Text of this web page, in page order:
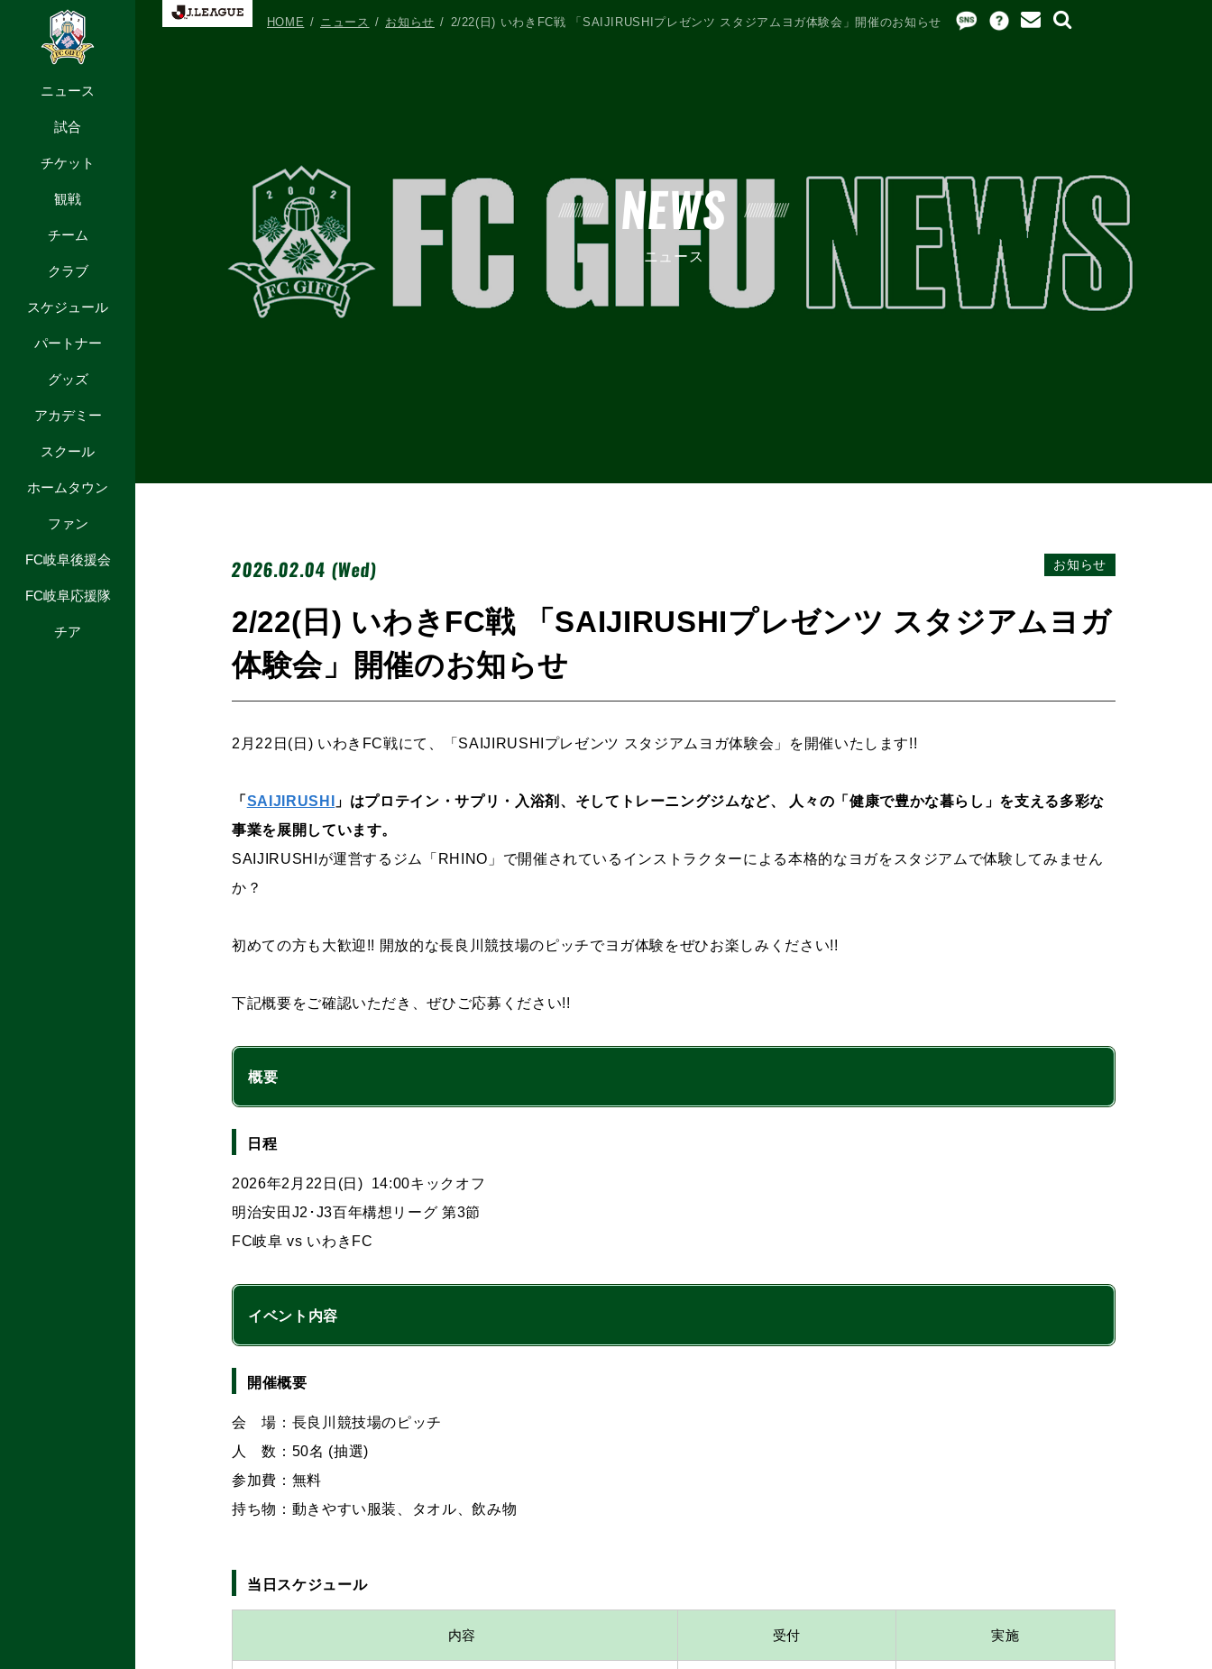
ニュース
試合
チケット
観戦
チーム
クラブ
スケジュール
パートナー
グッズ
アカデミー
スクール
ホームタウン
ファン
FC岐阜後援会
FC岐阜応援隊
チア
NEWS
ニュース
HOME ニュース お知らせ 2/22(日) いわきFC戦 「SAIJIRUSHIプレゼンツ スタジアムヨガ体験会」開催のお知らせ
2026.02.04 (Wed) お知らせ
2/22(日) いわきFC戦 「SAIJIRUSHIプレゼンツ スタジアムヨガ
体験会」開催のお知らせ
2月22日(日) いわきFC戦にて、「SAIJIRUSHIプレゼンツ スタジアムヨガ体験会」を開催いたします!!
「SAIJIRUSHI 」はプロテイン・サプリ・入浴剤、そしてトレーニングジムなど、 人々の「健康で豊かな暮らし」を支える多彩な
事業を展開しています。
SAIJIRUSHIが運営するジム「RHINO」で開催されているインストラクターによる本格的なヨガをスタジアムで体験してみません
か？
初めての方も大歓迎!! 開放的な長良川競技場のピッチでヨガ体験をぜひお楽しみください!!
下記概要をご確認いただき、ぜひご応募ください!!
概要
日程
2026年2月22日(日) 14:00キックオフ
明治安田J2･J3百年構想リーグ 第3節
FC岐阜 vs いわきFC
イベント内容
開催概要
会 場：長良川競技場のピッチ
人 数：50名 (抽選)
参加費：無料
持ち物：動きやすい服装、タオル、飲み物
当日スケジュール
内容 受付 実施